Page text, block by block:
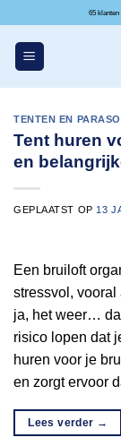
inhoud
TENTEN EN
Tent huren
en
GEPLAATST OP 13
Een bruiloft
stressvol,
ja, het weer…
risico lopen dat
huren voor je
en zorgt ervoor
Lees verder →